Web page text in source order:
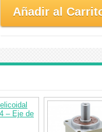
Añadir al
– Eje de